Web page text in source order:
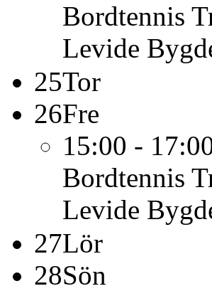
Bordtennis
Levide
25Tor
26Fre
15:00 -
Bordtennis
Levide
27Lör
28Sön